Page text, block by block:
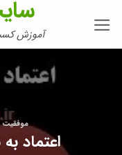
آموزش کسب
موفقیت
اعتماد